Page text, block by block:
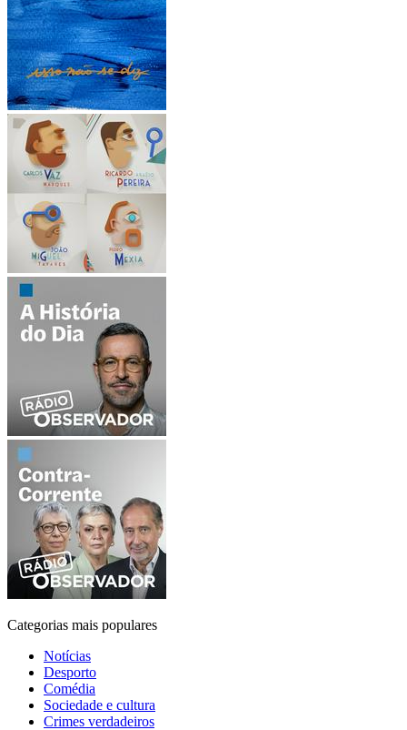
Categorias mais populares
Notícias
Desporto
Comédia
Sociedade e cultura
Crimes verdadeiros